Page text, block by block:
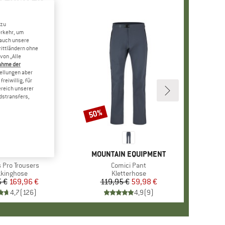
Trousers
Preis
€ reduzierter Preis
169,96 €
4,7(126)
MARKE
MOUNTAIN EQUIPMENT
Artikel
Comici Pant
Produktgruppe
Kletterhose
Preis
119,95 €reduzierter Preis
59,98 €
4,9(9)
Rabatt
50%
um
unsere
ohne
„Alle
der
aber
freiwillig, für
unserer